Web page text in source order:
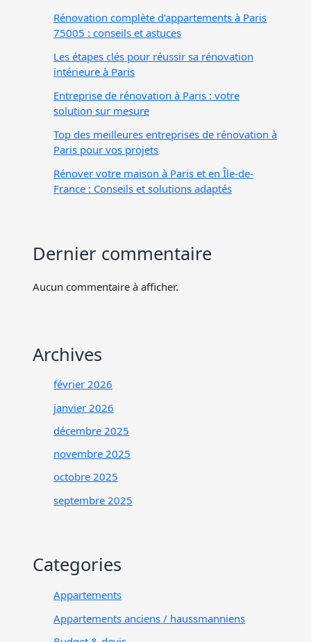
Rénovation complète d’appartements à Paris
75005 : conseils et astuces
Les étapes clés pour réussir sa rénovation
intérieure à Paris
Entreprise de rénovation à Paris : votre
solution sur mesure
Top des meilleures entreprises de rénovation à
Paris pour vos projets
Rénover votre maison à Paris et en Île-de-
France : Conseils et solutions adaptés
Dernier commentaire
Aucun commentaire à afficher.
Archives
février 2026
janvier 2026
décembre 2025
novembre 2025
octobre 2025
septembre 2025
Categories
Appartements
Appartements anciens / haussmanniens